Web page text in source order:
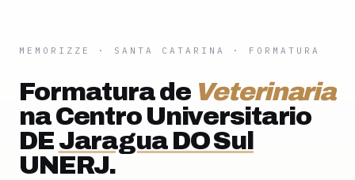
MEMORIZZE · SANTA CATARINA · FORMATURA
Formatura de Veterinaria
na Centro Universitario
DE Jaragua DO Sul
UNERJ.